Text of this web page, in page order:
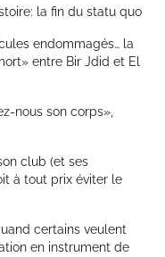
la fin du statu quo
endommagés… la
entre Bir Jdid et El
nous son corps»,
club (et ses
à tout prix éviter le
certains veulent
en instrument de